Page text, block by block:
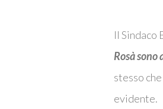
Il Sindaco
Rosà
stesso
evidente.